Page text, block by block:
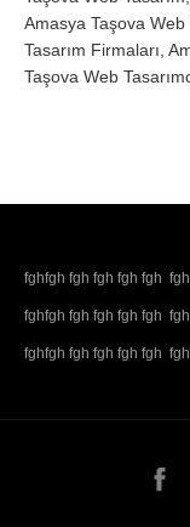
Amasya Taşova Web
Tasarım Firmaları,
Taşova Web
fghfgh fgh fgh fgh fgh
fghfgh fgh fgh fgh fgh
fghfgh fgh fgh fgh fgh